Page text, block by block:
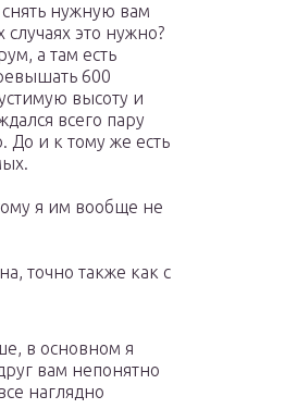
нужную вам
это нужно?
а там есть
600
высоту и
всего пару
До и к тому же есть
я им вообще не
точно также как с
в основном я
вам непонятно
наглядно